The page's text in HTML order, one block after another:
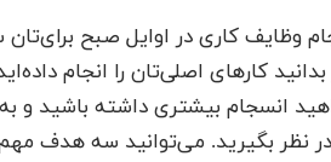
وظایف کاری در اوایل صبح
کارهای‌ اصلی‌تان را انجام
انسجام بیشتری داشته باشید و
نظر بگیرید. می‌توانید سه هدف